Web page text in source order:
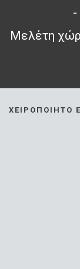
-
Μελέτη
ΧΕΙΡΟΠΟΊΗΤΟ